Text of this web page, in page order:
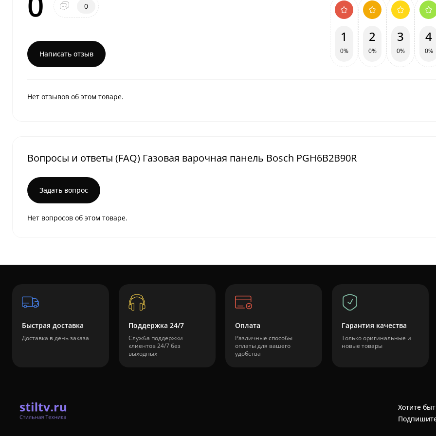
0
Написать отзыв
1
0%
2
0%
3
0%
4
0%
Нет отзывов об этом товаре.
Вопросы и ответы (FAQ) Газовая варочная панель Bosch PGH6B2B90R
Задать вопрос
Нет вопросов об этом товаре.
Быстрая доставка
Доставка в день заказа
Поддержка 24/7
Служба поддержки
клиентов 24/7 без
выходных
Оплата
Различные способы
оплаты для вашего
удобства
Гарантия качества
Только оригинальные и
новые товары
Хотите